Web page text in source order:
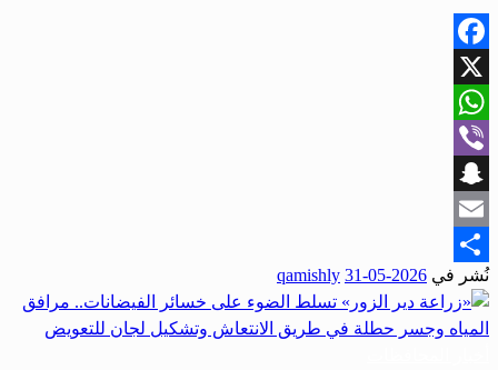
Facebook
X
WhatsApp
Viber
Snapchat
Email
Share
نُشر في 2026-05-31
qamishly